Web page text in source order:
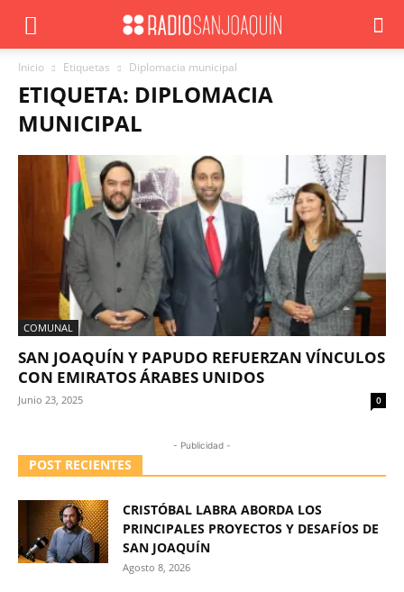
Inicio Etiquetas Diplomacia municipal
ETIQUETA: DIPLOMACIA
MUNICIPAL
COMUNAL
SAN JOAQUÍN Y PAPUDO REFUERZAN VÍNCULOS
CON EMIRATOS ÁRABES UNIDOS
Junio 23, 2025 0
- Publicidad -
POST RECIENTES
CRISTÓBAL LABRA ABORDA LOS
PRINCIPALES PROYECTOS Y DESAFÍOS DE
SAN JOAQUÍN
Agosto 8, 2026